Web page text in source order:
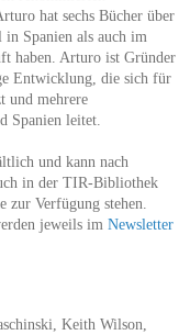
hat sechs Bücher über
Spanien als auch im
haben. Arturo ist Gründer
Entwicklung, die sich für
und mehrere
Spanien leitet.
und kann nach
in der TIR-Bibliothek
zur Verfügung stehen.
jeweils im Newsletter
Keith Wilson,